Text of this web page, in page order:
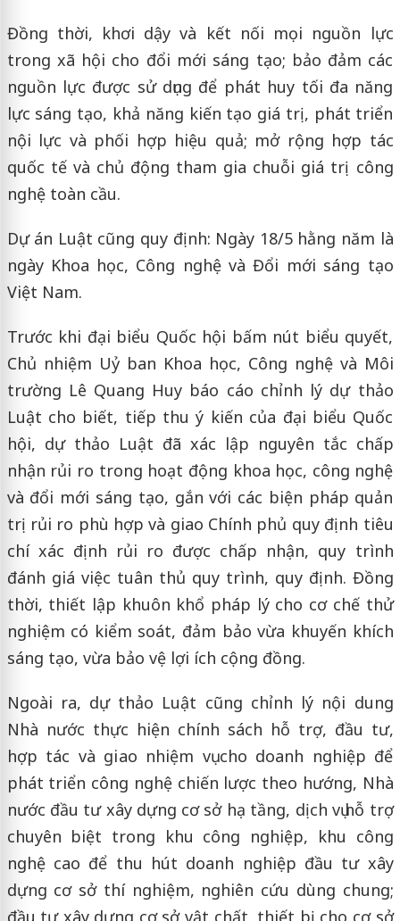
Đồng thời, khơi dậy và kết nối mọi nguồn lực
trong xã hội cho đổi mới sáng tạo; bảo đảm các
nguồn lực được sử dụng để phát huy tối đa năng
lực sáng tạo, khả năng kiến tạo giá trị, phát triển
nội lực và phối hợp hiệu quả; mở rộng hợp tác
quốc tế và chủ động tham gia chuỗi giá trị công
nghệ toàn cầu.
Dự án Luật cũng quy định: Ngày 18/5 hằng năm là
ngày Khoa học, Công nghệ và Đổi mới sáng tạo
Việt Nam.
Trước khi đại biểu Quốc hội bấm nút biểu quyết,
Chủ nhiệm Uỷ ban Khoa học, Công nghệ và Môi
trường Lê Quang Huy báo cáo chỉnh lý dự thảo
Luật cho biết, tiếp thu ý kiến của đại biểu Quốc
hội, dự thảo Luật đã xác lập nguyên tắc chấp
nhận rủi ro trong hoạt động khoa học, công nghệ
và đổi mới sáng tạo, gắn với các biện pháp quản
trị rủi ro phù hợp và giao Chính phủ quy định tiêu
chí xác định rủi ro được chấp nhận, quy trình
đánh giá việc tuân thủ quy trình, quy định. Đồng
thời, thiết lập khuôn khổ pháp lý cho cơ chế thử
nghiệm có kiểm soát, đảm bảo vừa khuyến khích
sáng tạo, vừa bảo vệ lợi ích cộng đồng.
Ngoài ra, dự thảo Luật cũng chỉnh lý nội dung
Nhà nước thực hiện chính sách hỗ trợ, đầu tư,
hợp tác và giao nhiệm vụ cho doanh nghiệp để
phát triển công nghệ chiến lược theo hướng, Nhà
nước đầu tư xây dựng cơ sở hạ tầng, dịch vụ hỗ trợ
chuyên biệt trong khu công nghiệp, khu công
nghệ cao để thu hút doanh nghiệp đầu tư xây
dựng cơ sở thí nghiệm, nghiên cứu dùng chung;
đầu tư xây dựng cơ sở vật chất, thiết bị cho cơ sở